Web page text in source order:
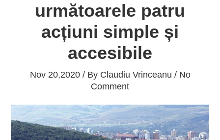
următoarele patru
acțiuni simple și
accesibile
Nov 20,2020 / By Claudiu Vrinceanu / No
Comment